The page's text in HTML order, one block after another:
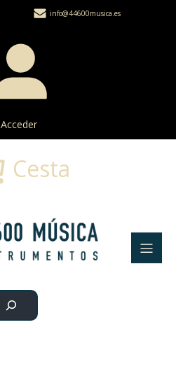
info@44600musica.es
Acceder
Buscar
Cesta